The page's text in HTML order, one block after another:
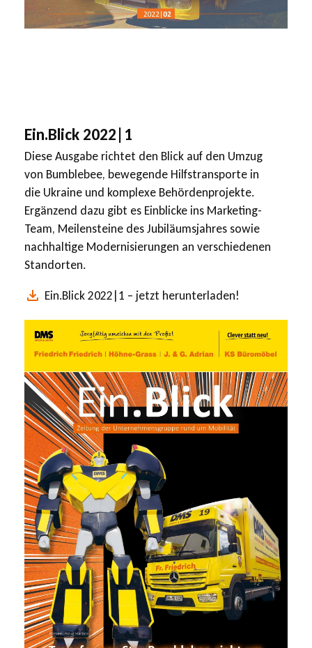
Ein.Blick 2022|1
Diese Ausgabe richtet den Blick auf den Umzug
von Bumblebee, bewegende Hilfstransporte in
die Ukraine und komplexe Behördenprojekte.
Ergänzend dazu gibt es Einblicke ins Marketing-
Team, Meilensteine des Jubiläumsjahres sowie
nachhaltige Modernisierungen an verschiedenen
Standorten.
Ein.Blick 2022|1 – jetzt herunterladen!